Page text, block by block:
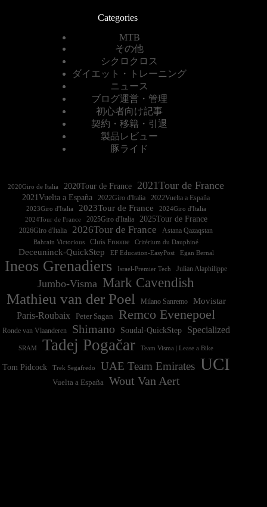
Categories
MTB
その他
シクロクロス
ダイエット・トレーニング
ニュース
ブログ運営・管理
初心者向け記事
契約・移籍・引退
製品レビュー
豚ライド
2020Giro de Italia 2020Tour de France 2021Tour de France
2021Vuelta a España 2022Vuelta a España
2023Giro d'Italia 2023Tour de France
2024Tour de France
2025Giro d'Italia 2025Tour de France
2026Giro d'Italia 2026Tour de France Astana Qazaqstan
Bahrain Victorious Chris Froome Critérium du Dauphiné
Deceuninck-QuickStep EF Education-EasyPost Egan Bernal
Ineos Grenadiers Israel-Premier Tech Julian Alaphilippe
Jumbo-Visma Mark Cavendish
Mathieu van der Poel Milano Sanremo
Movistar
Paris-Roubaix
Peter Sagan Remco Evenepoel
Ronde van Vlaanderen Shimano Soudal-QuickStep Specialized
SRAM Tadej Pogačar Team Visma | Lease a Bike
Tom Pidcock Trek Segafredo UAE Team Emirates UCI
Vuelta a España Wout Van Aert